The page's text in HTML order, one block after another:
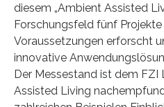
diesem „Ambient Assisted
Forschungsfeld fünf Projekte
Voraussetzungen erforscht
innovative
Der Messestand ist dem FZI
Assisted Living